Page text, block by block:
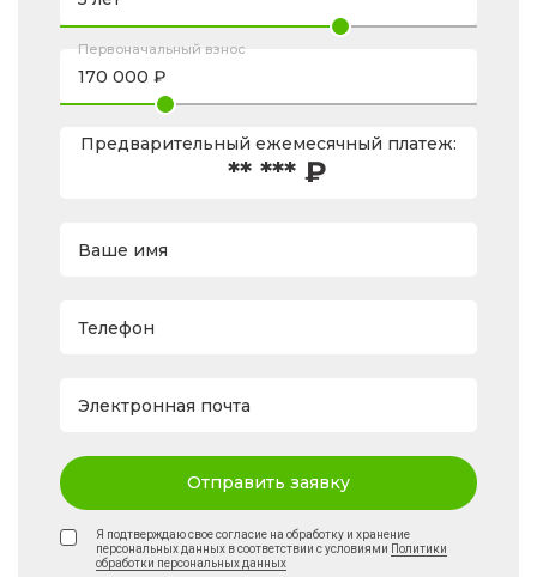
Первоначальный взнос
Предварительный ежемесячный платеж:
** *** ₽
Ваше имя
Телефон
Электронная почта
Отправить заявку
Я подтверждаю свое согласие на обработку и хранение
персональных данных в соответствии с условиями Политики
обработки персональных данных